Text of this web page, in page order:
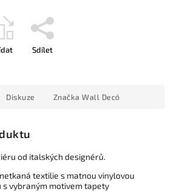
Sdílet
Diskuze Značka Wall Decó
od italských designérů.
textilie s matnou vinylovou
vybraným motivem tapety